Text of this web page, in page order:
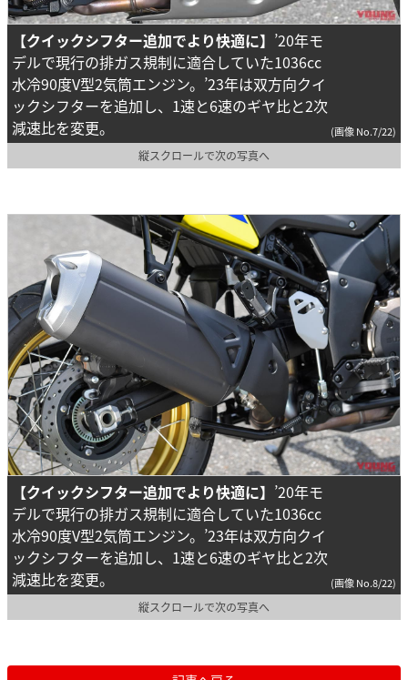
【クイックシフター追加でより快適に】 ’20年モ
デルで現行の排ガス規制に適合していた1036cc
水冷90度V型2気筒エンジン。’23年は双方向クイ
ックシフターを追加し、1速と6速のギヤ比と2次
減速比を変更。
(画像 No.7/22)
縦スクロールで次の写真へ
【クイックシフター追加でより快適に】 ’20年モ
デルで現行の排ガス規制に適合していた1036cc
水冷90度V型2気筒エンジン。’23年は双方向クイ
ックシフターを追加し、1速と6速のギヤ比と2次
減速比を変更。
(画像 No.8/22)
縦スクロールで次の写真へ